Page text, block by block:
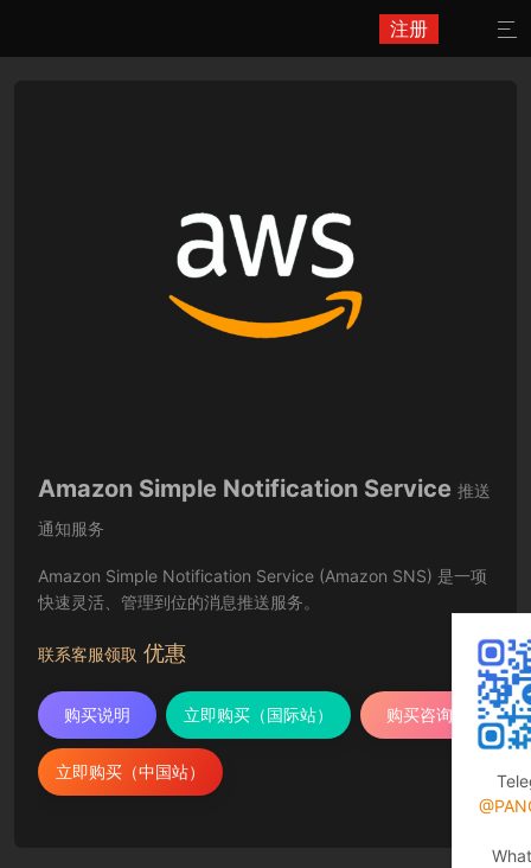
注册 
Amazon Simple Notification Service 推送
通知服务
Amazon Simple Notification Service (Amazon SNS) 是一项
快速灵活、管理到位的消息推送服务。
联系客服领取 优惠
购买说明 立即购买（国际站） 购买咨询
立即购买（中国站）